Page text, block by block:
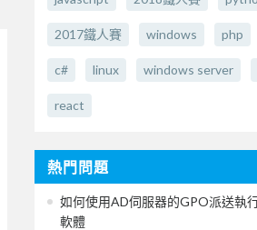
2017鐵人賽 windows php
c# linux windows server
react
熱門問題
如何使用AD伺服器的GPO派送執
軟體